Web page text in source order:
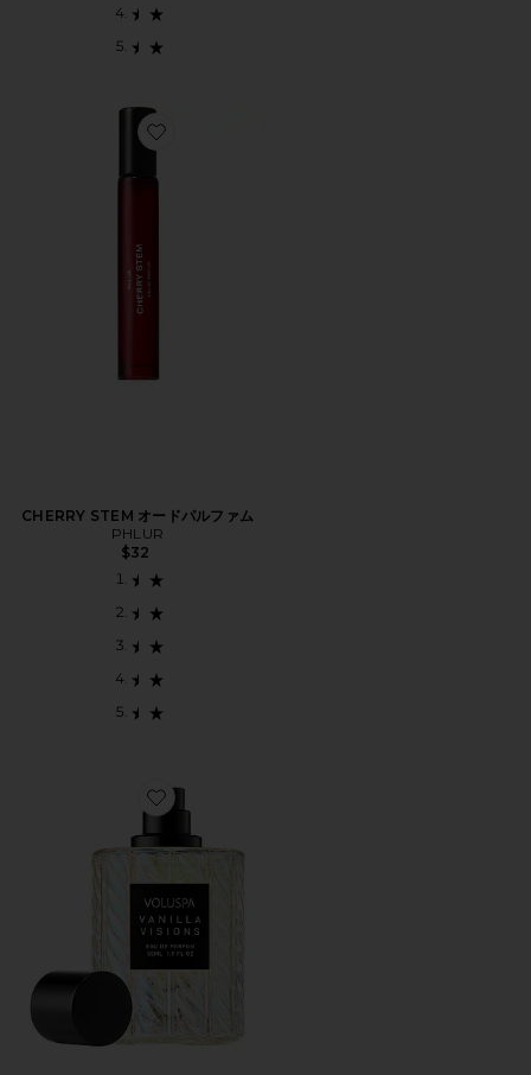
Favorite CHERRY STEM オードパルファム
CHERRY STEM オードパルファム
PHLUR
$32
Favorite EAU DE PARFUM パフューム